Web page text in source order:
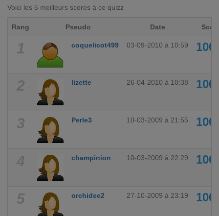
Voici les 5 meilleurs scores à ce quizz
Rang Pseudo Date
1 coquelicot499 03-09-2010 à 10:59
2 lizette 26-04-2010 à 10:38
3 Perle3 10-03-2009 à 21:55
4 champinion 10-03-2009 à 22:29
5 orchidee2 27-10-2009 à 23:19